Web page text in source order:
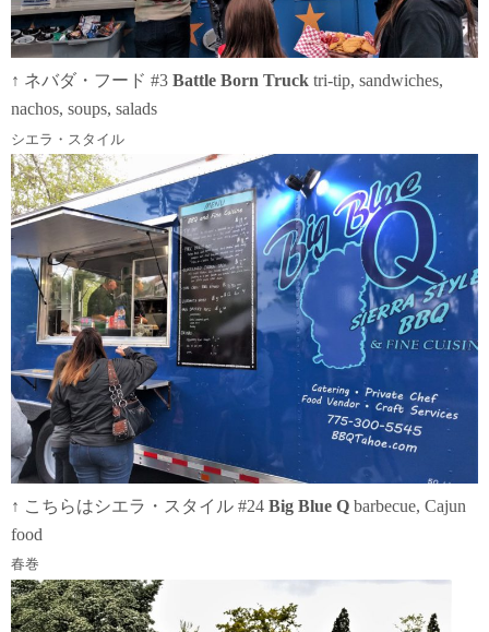
↑ ネバダ・フード #3 Battle Born Truck tri-tip, sandwiches,
nachos, soups, salads
シエラ・スタイル
↑ こちらはシエラ・スタイル #24 Big Blue Q barbecue, Cajun
food
春巻